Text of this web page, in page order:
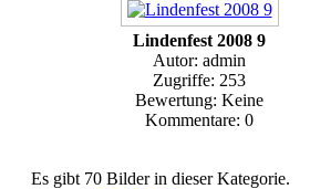
Lindenfest 2008 9
Autor: admin
Zugriffe: 253
Bewertung: Keine
Kommentare: 0
Es gibt 70 Bilder in dieser Kategorie.